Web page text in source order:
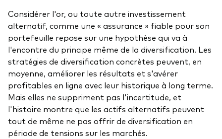
Considérer l'or, ou toute autre investissement
alternatif, comme une « assurance » fiable pour son
portefeuille repose sur une hypothèse qui va à
l'encontre du principe même de la diversification. Les
stratégies de diversification concrètes peuvent, en
moyenne, améliorer les résultats et s'avérer
profitables en ligne avec leur historique à long terme.
Mais elles ne suppriment pas l'incertitude, et
l'histoire montre que les actifs alternatifs peuvent
tout de même ne pas offrir de diversification en
période de tensions sur les marchés.